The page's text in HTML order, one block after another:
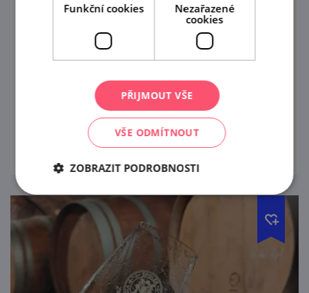
Lednické vinobraní & Gulášfest
Akce „2 v 1“ slibuje zážitek a zábavu v
unikátním prostředí vinařství.
prohlédnout
Funkční cookies
Nezařazené
cookies
PŘIJMOUT VŠE
VŠE ODMÍTNOUT
ZOBRAZIT PODROBNOSTI